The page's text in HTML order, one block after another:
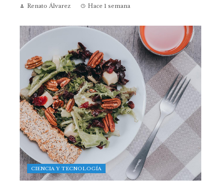
Renato Álvarez Hace 1 semana
CIENCIA Y TECNOLOGÍA